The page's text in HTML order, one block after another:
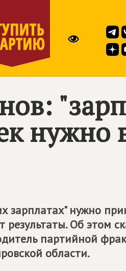
нужно
зарплатах" нужно
Об этом
партийной
области.